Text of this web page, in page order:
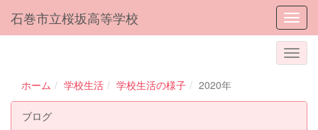
石巻市立桜坂高等学校
ホーム 学校生活 学校生活の様子 2020年
ブログ